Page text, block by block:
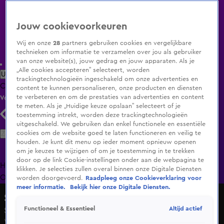
Uitzending Gemist Populaire programma's Zenders Genres
ClipsFilmsRadioSmart TV inlogShop
Volg KIJK
Zoeken
HomeUitzending Gemist Programma's De Bondgenoten
OranjezomerLivestreamsShop
Shownieuws
Single Mercedes verwijderd van Spotify
Wo 20 mei, 12:22
Jouw cookievoorkeuren
Wij en onze28 partners gebruiken cookies en vergelijkbare
technieken om informatie te verzamelen over jou als gebruiker
van onze website(s), jouw gedrag en jouw apparaten. Als je
„Alle cookies accepteren” selecteert, worden
trackingtechnologieën ingeschakeld om onze advertenties en
content te kunnen personaliseren, onze producten en diensten
te verbeteren en om de prestaties van advertenties en content
te meten. Als je „Huidige keuze opslaan” selecteert of je
toestemming intrekt, worden deze trackingtechnologieën
uitgeschakeld. We gebruiken dan enkel functionele en essentiële
cookies om de website goed te laten functioneren en veilig te
houden. Je kunt dit menu op ieder moment opnieuw openen
om je keuzes te wijzigen of om je toestemming in te trekken
door op de link Cookie-instellingen onder aan de webpagina te
klikken. Je selecties zullen overal binnen onze Digitale Diensten
worden doorgevoerd.
Raadpleeg onze Cookieverklaring voor
meer informatie.
Bekijk hier onze Digitale Diensten.
Functioneel & Essentieel Altijd actief